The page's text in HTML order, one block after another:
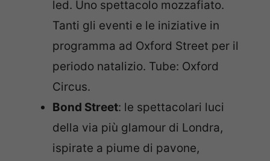
led. Uno spettacolo mozzafiato.
Tanti gli eventi e le iniziative in
programma ad Oxford Street per il
periodo natalizio. Tube: Oxford
Circus.
Bond Street: le spettacolari luci
della via più glamour di Londra,
ispirate a piume di pavone,